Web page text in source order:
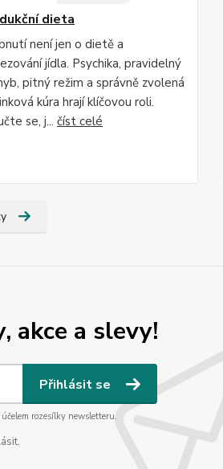
dieta
není jen o dietě a
jídla. Psychika, pravidelný
pitný režim a správně zvolená
kúra hrají klíčovou roli.
se, j... číst celé
akce a slevy!
Přihlásit se
rozesílky newsletteru.